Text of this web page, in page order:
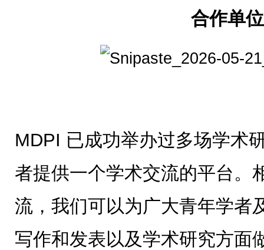
合作单
MDPI 已成功举办过多场学术
者提供一个学术交流的平台。
流，我们可以为广大青年学者
写作和发表以及学术研究方面